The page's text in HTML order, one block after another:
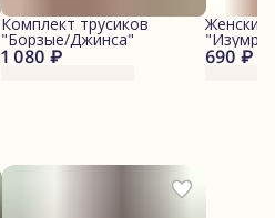
1 080 ₽
Комплект трусиков
"Борзые/Джинса"
690 ₽
Женские